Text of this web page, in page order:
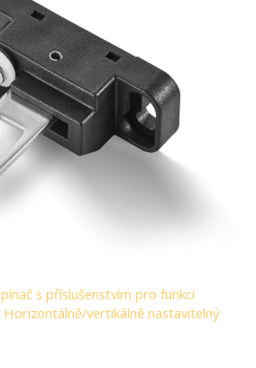
s příslušenstvím pro funkci
Horizontálně/vertikálně nastavitelný